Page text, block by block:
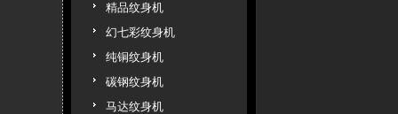
精品纹身机
幻七彩纹身机
纯铜纹身机
碳钢纹身机
马达纹身机